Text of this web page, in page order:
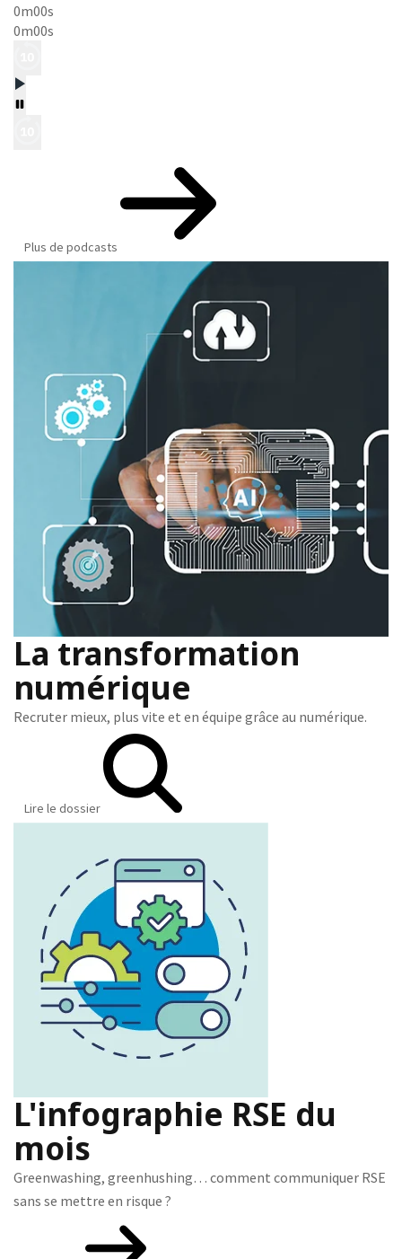
0m00s
0m00s
Plus de podcasts
La transformation
numérique
Recruter mieux, plus vite et en équipe grâce au numérique.
Lire le dossier
L'infographie RSE du
mois
Greenwashing, greenhushing… comment communiquer RSE
sans se mettre en risque ?